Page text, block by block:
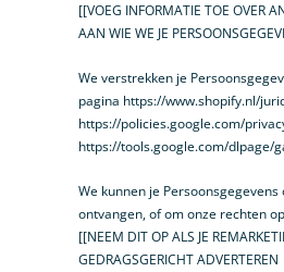
[[VOEG INFORMATIE TOE OVER
AAN WIE WE JE
We verstrekken je
pagina https://www.shopify.nl/
https://policies.google.com/
https://tools.google.com/dlpage/
We kunnen je
ontvangen, of om onze rechten
[[NEEM DIT OP ALS JE
GEDRAGSGERICHT ADVERTEREN